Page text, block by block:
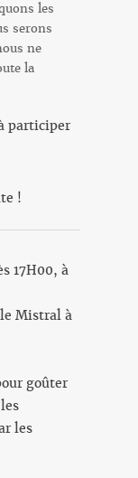
les
serons
ne
la
participer
!
17H00, à
Mistral à
goûter
les